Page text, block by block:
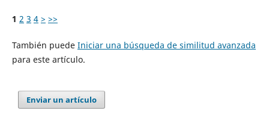
1 2 3 4 > >>
También puede Iniciar una búsqueda de similitud avanzada
para este artículo.
Enviar un artículo